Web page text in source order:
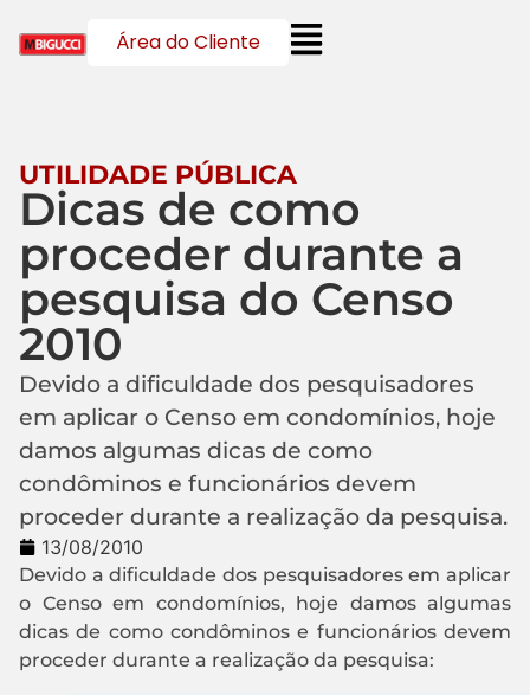
Área do Cliente
UTILIDADE PÚBLICA
Dicas de como
proceder durante a
pesquisa do Censo
2010
Devido a dificuldade dos pesquisadores
em aplicar o Censo em condomínios, hoje
damos algumas dicas de como
condôminos e funcionários devem
proceder durante a realização da pesquisa.
13/08/2010
Devido a dificuldade dos pesquisadores em aplicar
o Censo em condomínios, hoje damos algumas
dicas de como condôminos e funcionários devem
proceder durante a realização da pesquisa: